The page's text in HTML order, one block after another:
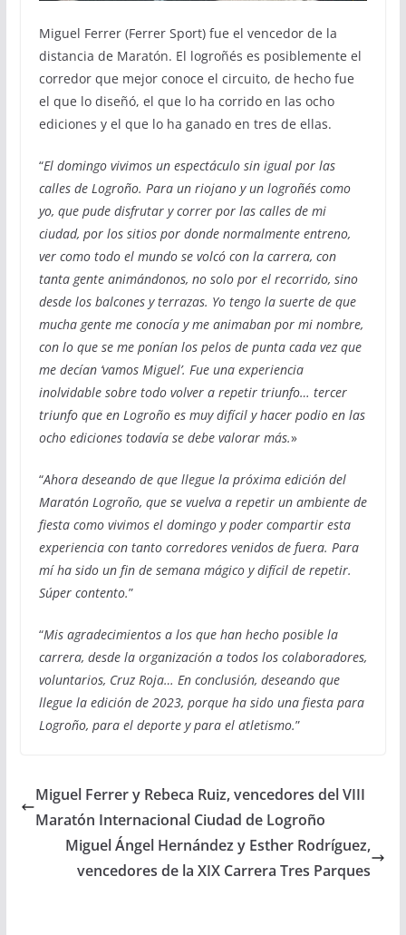
Miguel Ferrer (Ferrer Sport) fue el vencedor de la
distancia de Maratón. El logroñés es posiblemente el
corredor que mejor conoce el circuito, de hecho fue
el que lo diseñó, el que lo ha corrido en las ocho
ediciones y el que lo ha ganado en tres de ellas.
“El domingo vivimos un espectáculo sin igual por las
calles de Logroño. Para un riojano y un logroñés como
yo, que pude disfrutar y correr por las calles de mi
ciudad, por los sitios por donde normalmente entreno,
ver como todo el mundo se volcó con la carrera, con
tanta gente animándonos, no solo por el recorrido, sino
desde los balcones y terrazas. Yo tengo la suerte de que
mucha gente me conocía y me animaban por mi nombre,
con lo que se me ponían los pelos de punta cada vez que
me decían ‘vamos Miguel’. Fue una experiencia
inolvidable sobre todo volver a repetir triunfo… tercer
triunfo que en Logroño es muy difícil y hacer podio en las
ocho ediciones todavía se debe valorar más.»
“Ahora deseando de que llegue la próxima edición del
Maratón Logroño, que se vuelva a repetir un ambiente de
fiesta como vivimos el domingo y poder compartir esta
experiencia con tanto corredores venidos de fuera. Para
mí ha sido un fin de semana mágico y difícil de repetir.
Súper contento.”
“Mis agradecimientos a los que han hecho posible la
carrera, desde la organización a todos los colaboradores,
voluntarios, Cruz Roja… En conclusión, deseando que
llegue la edición de 2023, porque ha sido una fiesta para
Logroño, para el deporte y para el atletismo.”
Miguel Ferrer y Rebeca Ruiz, vencedores del VIII
Maratón Internacional Ciudad de Logroño
Miguel Ángel Hernández y Esther Rodríguez,
vencedores de la XIX Carrera Tres Parques